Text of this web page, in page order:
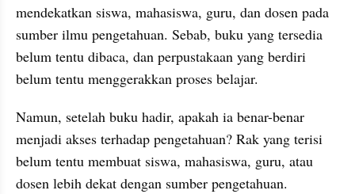
mendekatkan siswa, mahasiswa, guru, dan dosen pada
sumber ilmu pengetahuan. Sebab, buku yang tersedia
belum tentu dibaca, dan perpustakaan yang berdiri
belum tentu menggerakkan proses belajar.
Namun, setelah buku hadir, apakah ia benar-benar
menjadi akses terhadap pengetahuan? Rak yang terisi
belum tentu membuat siswa, mahasiswa, guru, atau
dosen lebih dekat dengan sumber pengetahuan.